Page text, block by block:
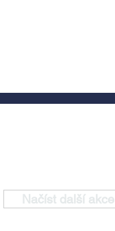
Načíst další akce